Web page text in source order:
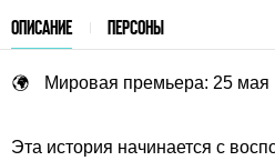
ОПИСАНИЕ ПЕРСОНЫ
Мировая премьера: 25 мая
Эта история начинается с